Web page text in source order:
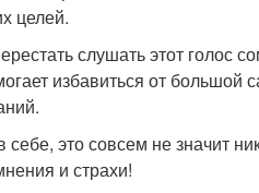
целей.
слушать этот голос
избавиться от
себе, это совсем не значит
и страхи!